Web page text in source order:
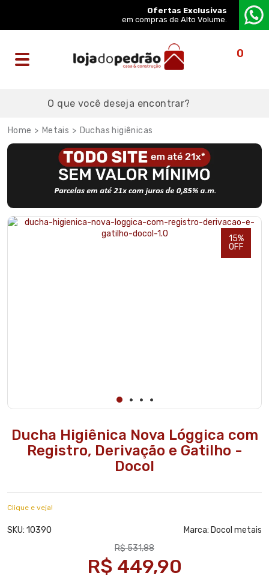
Ofertas Exclusivas
em compras de Alto Volume.
0
Metais Duchas higiênicas
15%
OFF
Ducha Higiênica Nova Lóggica com
Registro, Derivação e Gatilho -
Docol
Clique e veja!
SKU: 10390 Marca: Docol metais
R$ 531,88
R$ 449,90